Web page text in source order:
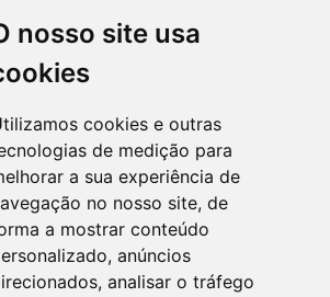
nosso site usa
cookies e outras
de medição para
a sua experiência de
no nosso site, de
a mostrar conteúdo
anúncios
analisar o tráfego
Crédito
de Negócios -
SINDICAL
nossas Redes Sociais
INTRANET